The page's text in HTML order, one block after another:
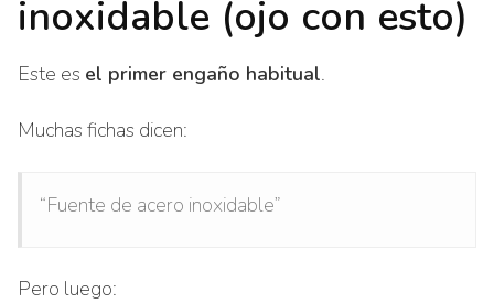
inoxidable (ojo con esto)
Este es el primer engaño habitual.
Muchas fichas dicen:
“Fuente de acero inoxidable”
Pero luego: